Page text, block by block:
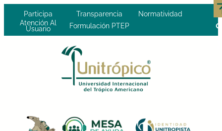
Participa Transparencia
Normatividad
Atención Al
Usuario Formulación PTEP